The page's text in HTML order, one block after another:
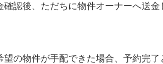
確認後、ただちに物件オーナーへ送金
望の物件が手配できた場合、予約完